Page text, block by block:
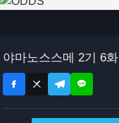
야마노스스메 2기 6화